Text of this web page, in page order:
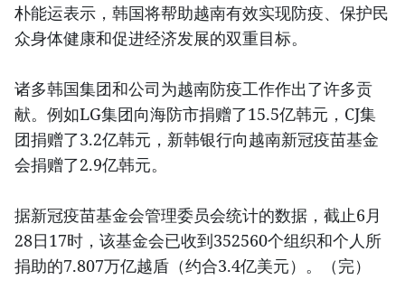
朴能运表示，韩国将帮助越南有效实现防疫、保护民
众身体健康和促进经济发展的双重目标。
诸多韩国集团和公司为越南防疫工作作出了许多贡
献。例如LG集团向海防市捐赠了15.5亿韩元，CJ集
团捐赠了3.2亿韩元，新韩银行向越南新冠疫苗基金
会捐赠了2.9亿韩元。
据新冠疫苗基金会管理委员会统计的数据，截止6月
28日17时，该基金会已收到352560个组织和个人所
捐助的7.807万亿越盾（约合3.4亿美元）。（完）